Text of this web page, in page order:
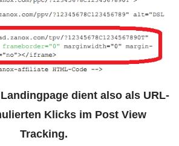
dient also als URL-
Klicks im Post View
Tracking.